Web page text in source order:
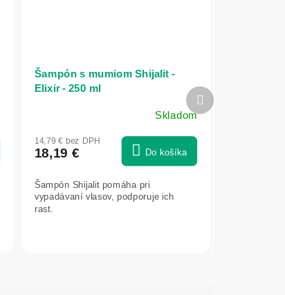
Šampón s mumiom Shijalit -
Elixir - 250 ml
produktu
5,0
z
5
Skladom
14,79 € bez DPH
18,19 € Do košíka
Šampón Shijalit pomáha pri
vypadávaní vlasov, podporuje ich
rast.
Ďalší
produkt